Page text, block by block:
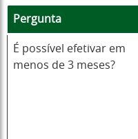
Pergunta
É possível efetivar em
menos de 3 meses?